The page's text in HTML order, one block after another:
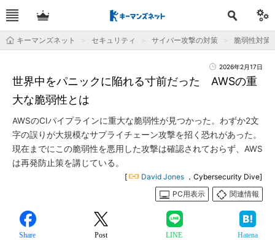
キーマンズネット セキュリティ サイバー攻撃の対策 脆弱性対策
2026年2月17日
世界中をパニックに陥れる寸前だった AWSの重
大な脆弱性とは
AWSのCIパイプラインに重大な脆弱性が見つかった。わずか2文
字の誤りが大規模なサプライチェーン攻撃を招く恐れがあった。
現在までにこの脆弱性を悪用した攻撃は確認されておらず、AWS
は再発防止策を講じている。
[ David Jones ，Cybersecurity Dive]
PC用表示
関連情報
Share Post LINE Hatena